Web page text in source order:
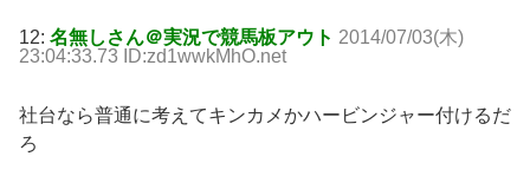
12: 名無しさん＠実況で競馬板アウト 2014/07/03(木)
23:04:33.73 ID:zd1wwkMhO.net
社台なら普通に考えてキンカメかハービンジャー付けるだ
ろ